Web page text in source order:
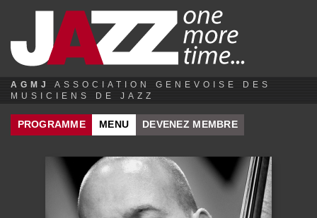
Jump to navigation
AGMJ
ASSOCIATION GENEVOISE DES
MUSICIENS DE JAZZ
PROGRAMME MENU DEVENEZ MEMBRE